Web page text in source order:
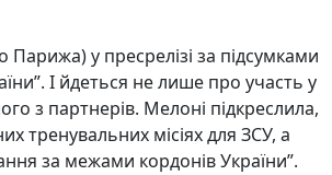
Парижа) у пресрелізі за підсумками
І йдеться не лише про участь у
з партнерів. Мелоні підкреслила,
тренувальних місіях для ЗСУ, а
за межами кордонів України”.